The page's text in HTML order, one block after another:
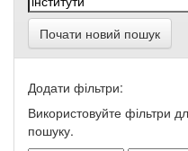
Почати новий пошук
Додати фільтри:
Використовуйте фільтри
пошуку.